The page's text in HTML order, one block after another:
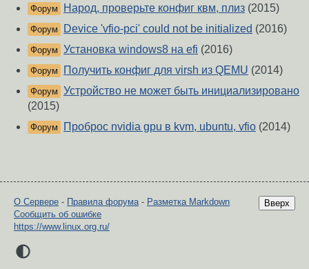
Форум Народ, проверьте конфиг квм, плиз (2015)
Форум Device 'vfio-pci' could not be initialized (2016)
Форум Установка windows8 на efi (2016)
Форум Получить конфиг для virsh из QEMU (2014)
Форум Устройство не может быть инициализировано
(2015)
Форум Проброс nvidia gpu в kvm, ubuntu, vfio (2014)
Вверх
О Сервере - Правила форума- Разметка Markdown
Сообщить об ошибке
https://www.linux.org.ru/